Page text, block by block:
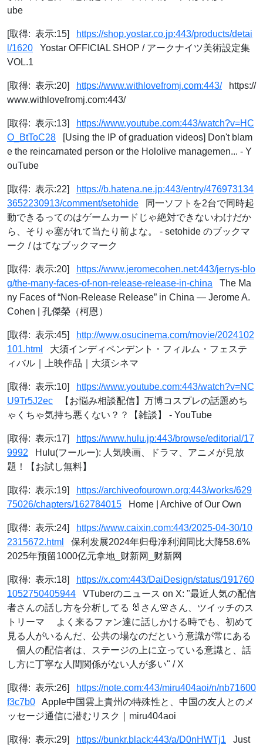
ube
[取得: 表示:15]
https://shop.yostar.co.jp:443/products/detai
l/1620 Yostar OFFICIAL SHOP / アークナイツ美術設定集
VOL.1
[取得: 表示:20] https://www.withlovefromj.com:443/https://
www.withlovefromj.com:443/
[取得: 表示:13]
https://www.youtube.com:443/watch?v=HC
O_BtToC28 [Using the IP of graduation videos] Don't blam
e the reincarnated person or the Hololive managemen... - Y
ouTube
[取得: 表示:22]
https://b.hatena.ne.jp:443/entry/476973134
3652230913/comment/setohide 同一ソフトを2台で同時起
動できるってのはゲームカードじゃ絶対できないわけだか
ら、そりゃ塞がれて当たり前よな。 - setohide のブックマ
ーク / はてなブックマーク
[取得: 表示:20]
https://www.jeromecohen.net:443/jerrys-blo
g/the-many-faces-of-non-release-release-in-china The Ma
ny Faces of “Non-Release Release” in China — Jerome A.
Cohen | 孔傑榮（柯恩）
[取得: 表示:45]
http://www.osucinema.com/movie/2024102
101.html
大須インディペンデント・フィルム・フェステ
ィバル｜上映作品｜大須シネマ
[取得: 表示:10]
https://www.youtube.com:443/watch?v=NC
U9Tr5J2ec 【お悩み相談配信】万博コスプレの話題めち
ゃくちゃ気持ち悪くない？？【雑談】 - YouTube
[取得: 表示:17]
https://www.hulu.jp:443/browse/editorial/17
9992 Hulu(フールー): 人気映画、ドラマ、アニメが見放
題！【お試し無料】
[取得: 表示:19]
https://archiveofourown.org:443/works/629
75026/chapters/162784015 Home | Archive of Our Own
[取得: 表示:24]
https://www.caixin.com:443/2025-04-30/10
2315672.html
保利发展2024年归母净利润同比大降58.6%
2025年预留1000亿元拿地_财新网_财新网
[取得: 表示:18]
https://x.com:443/DaiDesign/status/191760
1052750405944 VTuberのニュース on X: "最近人気の配信
者さんの話し方を分析してる 🐰さん🌸さん、ツイッチのス
トリーマ よく来るファン達に話しかける時でも、初めて
見る人がいるんだ、公共の場なのだという意識が常にある
個人の配信者は、ステージの上に立っている意識と、話
し方に丁寧な人間関係がない人が多い" / X
[取得: 表示:26]
https://note.com:443/miru404aoi/n/nb71600
f3c7b0 Apple中国雲上貴州の特殊性と、中国の友人とのメ
ッセージ通信に潜むリスク｜miru404aoi
[取得: 表示:29] https://bunkr.black:443/a/D0nHWTj1 Just